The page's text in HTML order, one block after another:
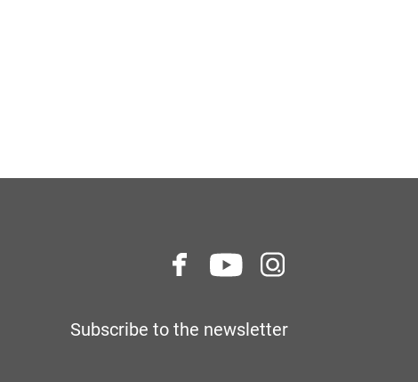
Subscribe to the newsletter